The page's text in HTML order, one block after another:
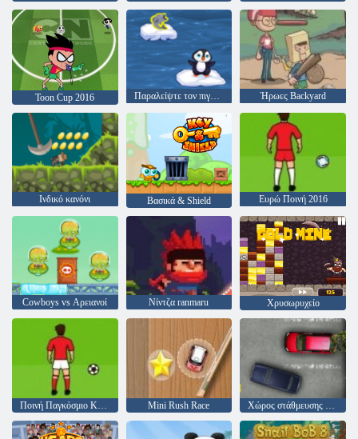
Toon Cup 2016 Παραλείψτε τον πιγκουίν Ήρωες Backyard
Ινδικό κανόνι Βασικά & Shield Ευρώ Ποινή 2016
Cowboys vs Αρειανοί Νίντζα ranmaru Χρυσωρυχείο
Ποινή Παγκόσμιο Κύπελλο Mini Rush Race Χώρος στάθμευσης Fury 2